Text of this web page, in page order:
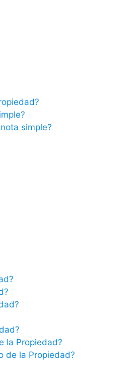
simple?
la Propiedad?
de la Propiedad?